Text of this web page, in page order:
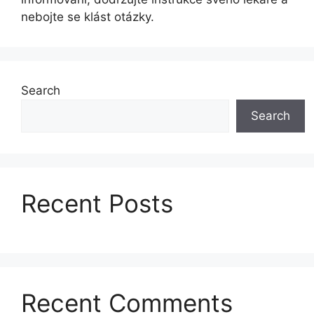
nebojte se klást otázky.
Search
Search
Recent Posts
Recent Comments